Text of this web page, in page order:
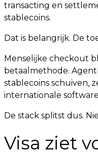
transacting en
stablecoins.
Dat is belangrijk. De
Menselijke checkout
betaalmethode.
stablecoins schuiven,
internationale
De stack splitst dus.
Visa ziet